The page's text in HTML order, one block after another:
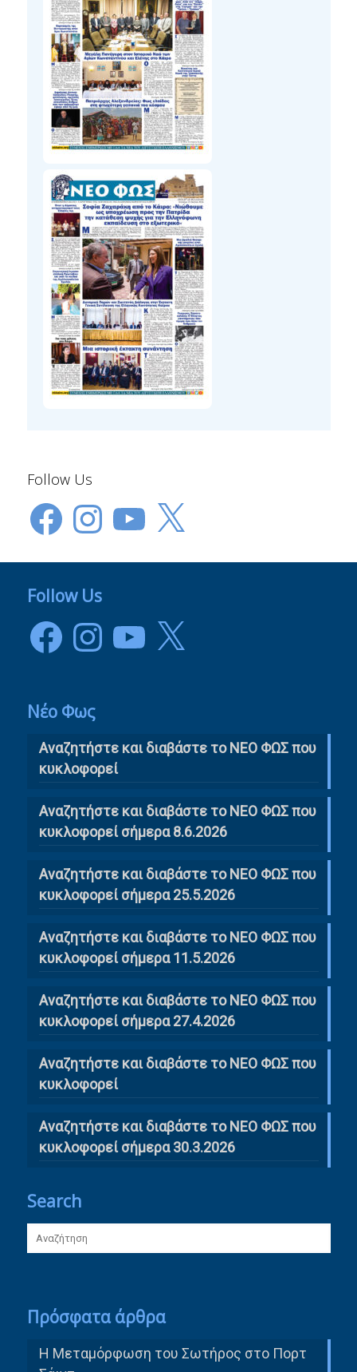
Follow Us
FacebookInstagramYouTube
X
Follow Us
FacebookInstagramYouTube
X
Νέο Φως
Αναζητήστε και διαβάστε το NΕΟ ΦΩΣ που
κυκλοφορεί
Αναζητήστε και διαβάστε το ΝΕΟ ΦΩΣ που
κυκλοφορεί σήμερα 8.6.2026
Αναζητήστε και διαβάστε το ΝΕΟ ΦΩΣ που
κυκλοφορεί σήμερα 25.5.2026
Αναζητήστε και διαβάστε το ΝΕΟ ΦΩΣ που
κυκλοφορεί σήμερα 11.5.2026
Αναζητήστε και διαβάστε το ΝΕΟ ΦΩΣ που
κυκλοφορεί σήμερα 27.4.2026
Αναζητήστε και διαβάστε το ΝΕΟ ΦΩΣ που
κυκλοφορεί
Αναζητήστε και διαβάστε το ΝΕΟ ΦΩΣ που
κυκλοφορεί σήμερα 30.3.2026
Search
Πρόσφατα άρθρα
Η Μεταμόρφωση του Σωτήρος στο Πορτ